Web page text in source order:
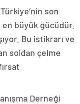
son
en büyük gücüdür.
Bu istikrarı ve
soldan çelme
Derneği